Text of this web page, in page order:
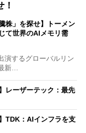
株」を探せ】トーメン
て世界のAIメモリ需
演するグローバルリン
新…
レーザーテック：最先
TDK：AIインフラを支